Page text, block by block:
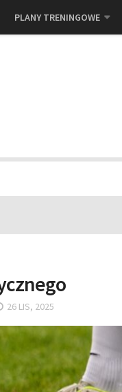
PLANY TRENINGOWE
26 LIS, 2025